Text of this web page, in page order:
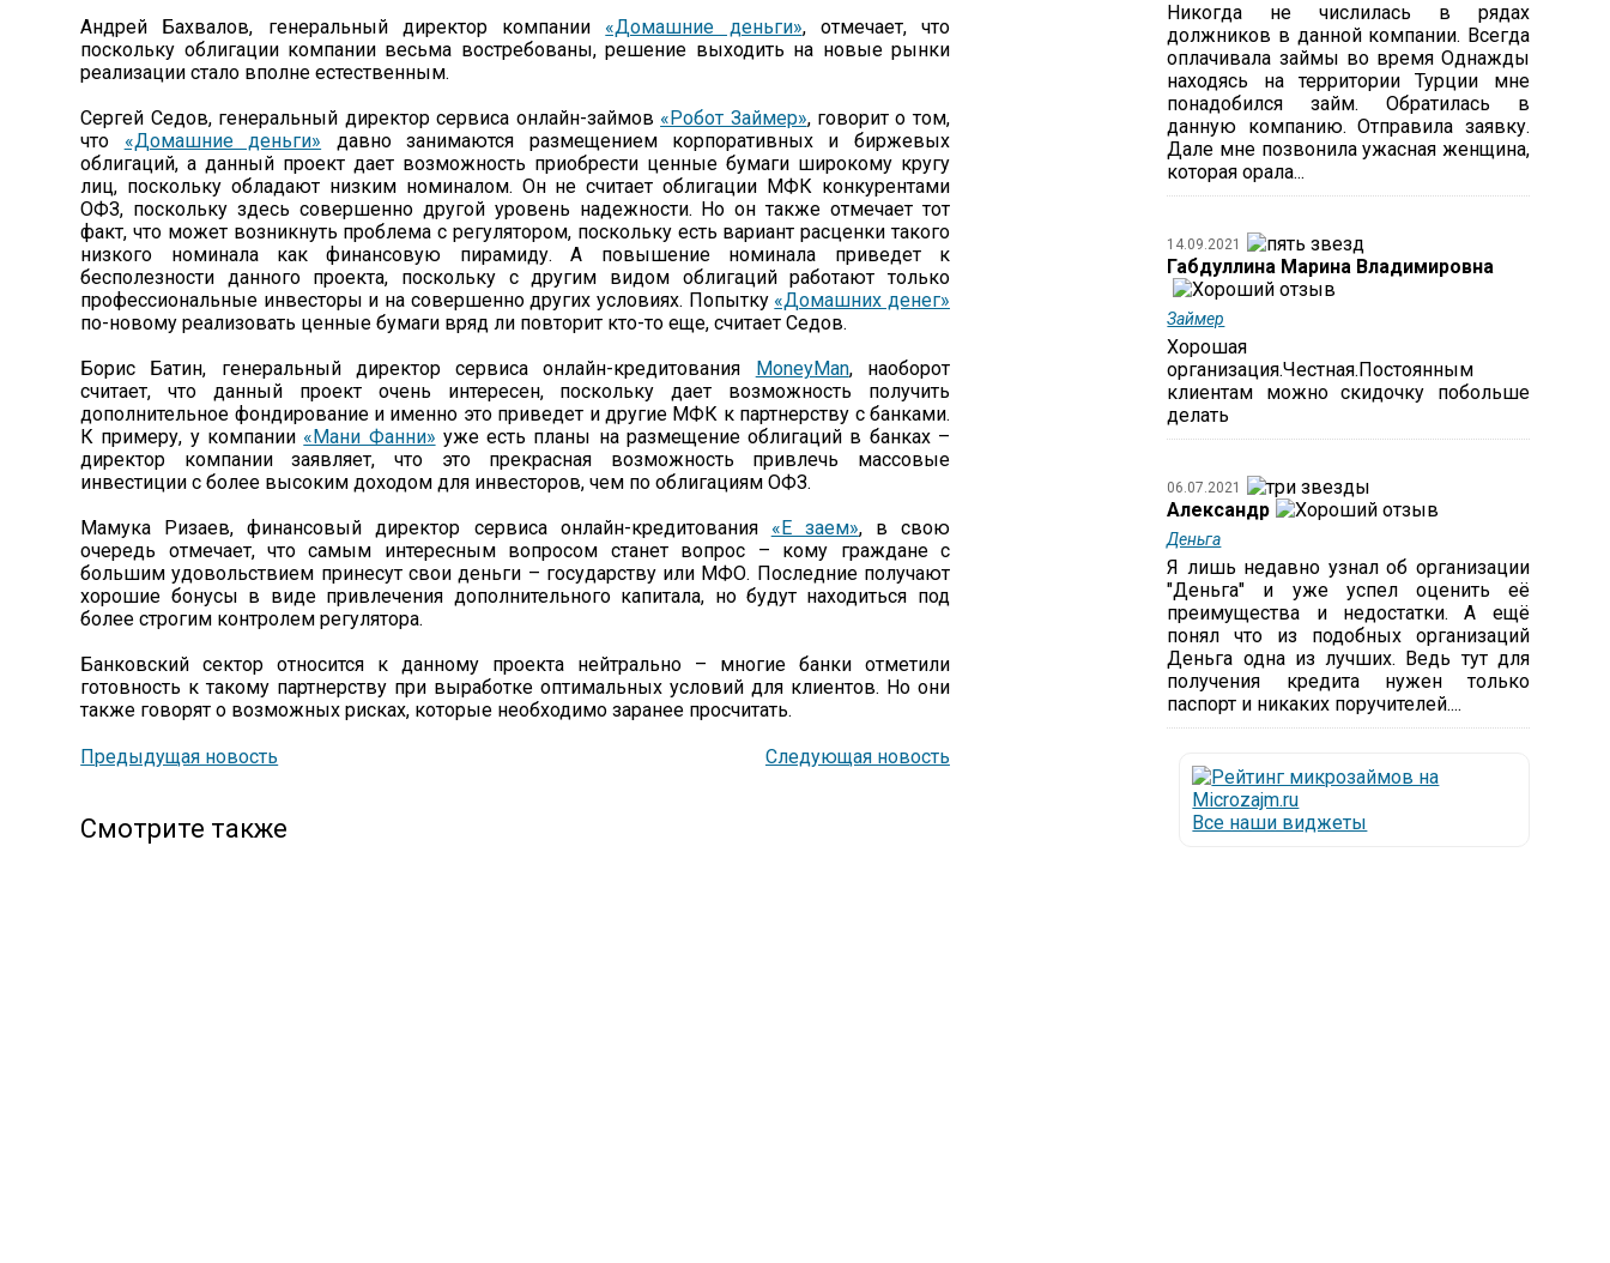
Андрей Бахвалов, генеральный директор компании «Домашние деньги», отмечает, что
поскольку облигации компании весьма востребованы, решение выходить на новые рынки
реализации стало вполне естественным.
Сергей Седов, генеральный директор сервиса онлайн-займов «Робот Займер», говорит о том,
что «Домашние деньги» давно занимаются размещением корпоративных и биржевых
облигаций, а данный проект дает возможность приобрести ценные бумаги широкому кругу
лиц, поскольку обладают низким номиналом. Он не считает облигации МФК конкурентами
ОФЗ, поскольку здесь совершенно другой уровень надежности. Но он также отмечает тот
факт, что может возникнуть проблема с регулятором, поскольку есть вариант расценки такого
низкого номинала как финансовую пирамиду. А повышение номинала приведет к
бесполезности данного проекта, поскольку с другим видом облигаций работают только
профессиональные инвесторы и на совершенно других условиях. Попытку «Домашних денег»
по-новому реализовать ценные бумаги вряд ли повторит кто-то еще, считает Седов.
Борис Батин, генеральный директор сервиса онлайн-кредитования MoneyMan, наоборот
считает, что данный проект очень интересен, поскольку дает возможность получить
дополнительное фондирование и именно это приведет и другие МФК к партнерству с банками.
К примеру, у компании «Мани Фанни» уже есть планы на размещение облигаций в банках –
директор компании заявляет, что это прекрасная возможность привлечь массовые
инвестиции с более высоким доходом для инвесторов, чем по облигациям ОФЗ.
Мамука Ризаев, финансовый директор сервиса онлайн-кредитования «Е заем», в свою
очередь отмечает, что самым интересным вопросом станет вопрос – кому граждане с
большим удовольствием принесут свои деньги – государству или МФО. Последние получают
хорошие бонусы в виде привлечения дополнительного капитала, но будут находиться под
более строгим контролем регулятора.
Банковский сектор относится к данному проекта нейтрально – многие банки отметили
готовность к такому партнерству при выработке оптимальных условий для клиентов. Но они
также говорят о возможных рисках, которые необходимо заранее просчитать.
Предыдущая новость Следующая новость
Смотрите также
Никогда не числилась в рядах
должников в данной компании. Всегда
оплачивала займы во время Однажды
находясь на территории Турции мне
понадобился займ. Обратилась в
данную компанию. Отправила заявку.
Дале мне позвонила ужасная женщина,
которая орала...
14.09.2021
Габдуллина Марина Владимировна
Займер
Хорошая
организация.Честная.Постоянным
клиентам можно скидочку побольше
делать
06.07.2021
Александр
Деньга
Я лишь недавно узнал об организации
"Деньга" и уже успел оценить её
преимущества и недостатки. А ещё
понял что из подобных организаций
Деньга одна из лучших. Ведь тут для
получения кредита нужен только
паспорт и никаких поручителей....
Все наши виджеты